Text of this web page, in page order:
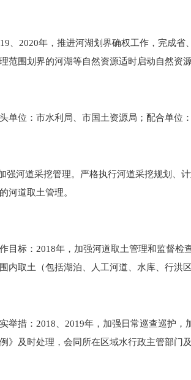
2020年，推进河湖划界确权工作，完成省
范围划界的河湖等自然资源适时启动自然资
位：市水利局、市国土资源局；配合单位：
河道采挖管理。严格执行河道采挖规划、计
河道取土管理。
标：2018年，加强河道取土管理和监督检
内取土（包括湖泊、人工河道、水库、行洪
措：2018、2019年，加强日常巡查巡护，
》及时处理，会同所在区域水行政主管部门